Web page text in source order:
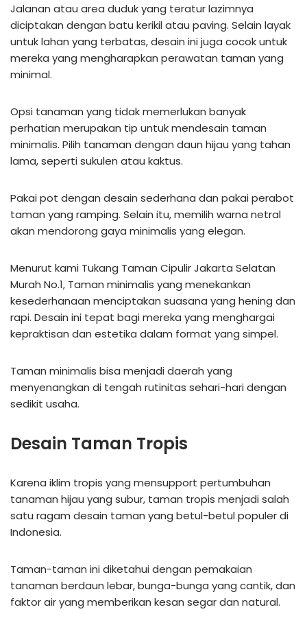
Jalanan atau area duduk yang teratur lazimnya
diciptakan dengan batu kerikil atau paving. Selain layak
untuk lahan yang terbatas, desain ini juga cocok untuk
mereka yang mengharapkan perawatan taman yang
minimal.
Opsi tanaman yang tidak memerlukan banyak
perhatian merupakan tip untuk mendesain taman
minimalis. Pilih tanaman dengan daun hijau yang tahan
lama, seperti sukulen atau kaktus.
Pakai pot dengan desain sederhana dan pakai perabot
taman yang ramping. Selain itu, memilih warna netral
akan mendorong gaya minimalis yang elegan.
Menurut kami Tukang Taman Cipulir Jakarta Selatan
Murah No.1, Taman minimalis yang menekankan
kesederhanaan menciptakan suasana yang hening dan
rapi. Desain ini tepat bagi mereka yang menghargai
kepraktisan dan estetika dalam format yang simpel.
Taman minimalis bisa menjadi daerah yang
menyenangkan di tengah rutinitas sehari-hari dengan
sedikit usaha.
Desain Taman Tropis
Karena iklim tropis yang mensupport pertumbuhan
tanaman hijau yang subur, taman tropis menjadi salah
satu ragam desain taman yang betul-betul populer di
Indonesia.
Taman-taman ini diketahui dengan pemakaian
tanaman berdaun lebar, bunga-bunga yang cantik, dan
faktor air yang memberikan kesan segar dan natural.